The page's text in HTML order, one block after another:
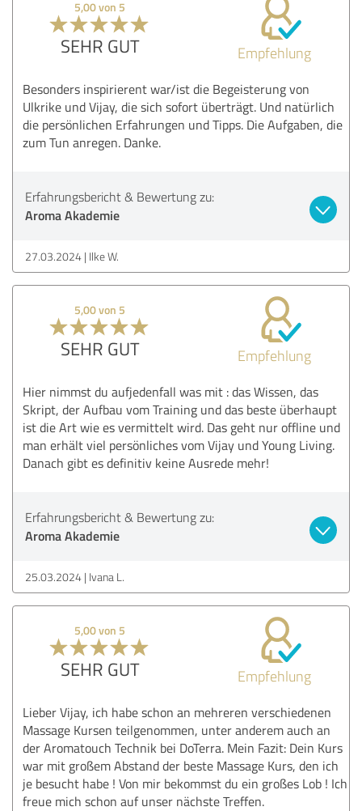
5,00 von 5
SEHR GUT Empfehlung
Besonders inspirierent war/ist die Begeisterung von
Ulkrike und Vijay, die sich sofort überträgt. Und natürlich
die persönlichen Erfahrungen und Tipps. Die Aufgaben, die
zum Tun anregen. Danke.
Erfahrungsbericht & Bewertung zu:
Aroma Akademie
27.03.2024 Ilke W.
5,00 von 5
SEHR GUT Empfehlung
Hier nimmst du aufjedenfall was mit : das Wissen, das
Skript, der Aufbau vom Training und das beste überhaupt
ist die Art wie es vermittelt wird. Das geht nur offline und
man erhält viel persönliches vom Vijay und Young Living.
Danach gibt es definitiv keine Ausrede mehr!
Erfahrungsbericht & Bewertung zu:
Aroma Akademie
25.03.2024 Ivana L.
5,00 von 5
SEHR GUT Empfehlung
Lieber Vijay, ich habe schon an mehreren verschiedenen
Massage Kursen teilgenommen, unter anderem auch an
der Aromatouch Technik bei DoTerra. Mein Fazit: Dein Kurs
war mit großem Abstand der beste Massage Kurs, den ich
je besucht habe ! Von mir bekommst du ein großes Lob ! Ich
freue mich schon auf unser nächste Treffen.